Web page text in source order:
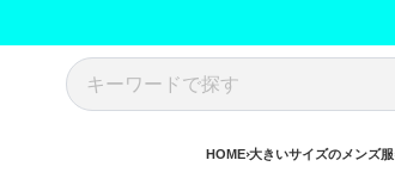
HOME 大きいサイズのメンズ服